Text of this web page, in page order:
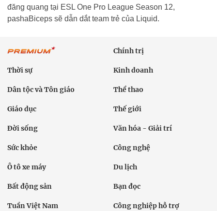
đăng quang tại ESL One Pro League Season 12,
pashaBiceps sẽ dẫn dắt team trẻ của Liquid.
Chính trị
Thời sự Kinh doanh
Dân tộc và Tôn giáo Thể thao
Giáo dục Thế giới
Đời sống Văn hóa - Giải trí
Sức khỏe Công nghệ
Ô tô xe máy Du lịch
Bất động sản Bạn đọc
Tuần Việt Nam Công nghiệp hỗ trợ